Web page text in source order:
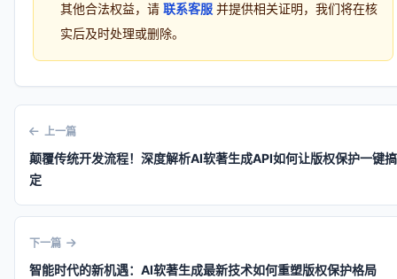
其他合法权益，请 联系客服 并提供相关证明，我们将在核
实后及时处理或删除。
上一篇
颠覆传统开发流程！深度解析AI软著生成API如何让版权保护一键搞
定
下一篇
智能时代的新机遇：AI软著生成最新技术如何重塑版权保护格局